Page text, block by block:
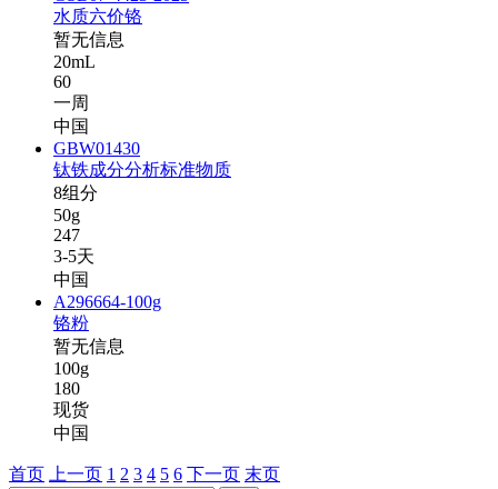
水质六价铬
暂无信息
20mL
60
一周
中国
GBW01430
钛铁成分分析标准物质
8组分
50g
247
3-5天
中国
A296664-100g
铬粉
暂无信息
100g
180
现货
中国
首页 上一页 1 2 3 4 5 6 下一页 末页